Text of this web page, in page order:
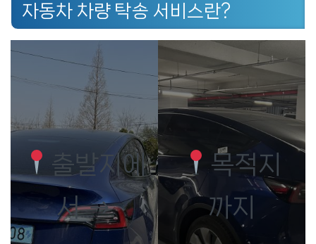
자동차 차량 탁송 서비스란?
출발지에
서 →
목적지
까지